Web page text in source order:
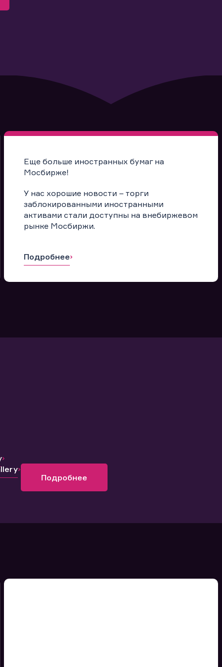
Еще больше иностранных бумаг на
Мосбирже!
У нас хорошие новости – торги
заблокированными иностранными
активами стали доступны на внебиржевом
рынке Мосбиржи.
Подробнее
Подробнее